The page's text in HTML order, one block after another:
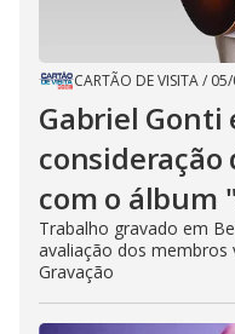
CARTÃO DE VISITA/
Gabriel
consideração
com o álbum
Trabalho gravado em
avaliação dos membros
Gravação